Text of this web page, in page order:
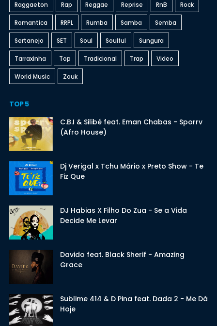
Raggaeton Rap Reggae Reprise RnB Rock
Romantica RRPL Rumba Samba Semba
Sertanejo SET Soul Soulful Sungura
Tarraxinha Top Tradicional Trap Video
World Music Zouk
TOP 5
C.B.I & Silibé feat. Eman Chabas - Sporrv
(Afro House)
Dj Verigal x Tchu Mário x Preto Show - Te
Fiz Que
DJ Habias X Filho Do Zua - Se a Vida
Decide Me Levar
Davido feat. Black Sherif - Amazing
Grace
Sublime 414 & D Pina feat. Dada 2 - Me Dá
Hoje